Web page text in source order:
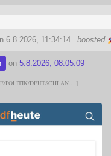
boosted
6.8.2026, 11:34:14
on5.8.2026, 08:05:09
POLITIK/DEUTSCHLAN